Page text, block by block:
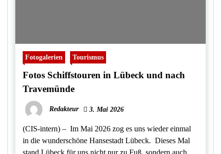
Fotogalerien Tourismus
Fotos Schiffstouren in Lübeck und nach
Travemünde
Redakteur 3. Mai 2026
(CIS-intern) – Im Mai 2026 zog es uns wieder einmal
in die wunderschöne Hansestadt Lübeck. Dieses Mal